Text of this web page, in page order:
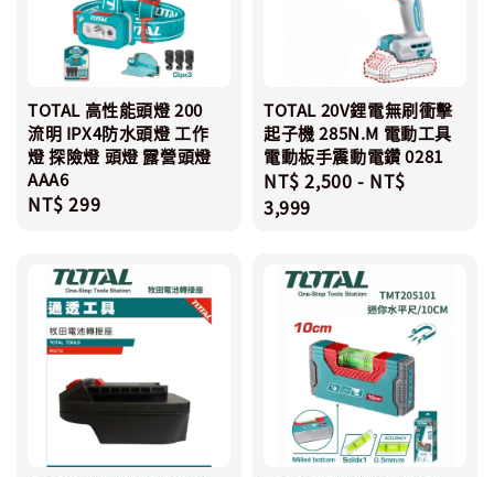
TOTAL 高性能頭燈 200
流明 IPX4防水頭燈 工作
燈 探險燈 頭燈 露營頭燈
AAA6
Regular
NT$ 299
TOTAL 20V鋰電無刷衝擊
起子機 285N.M 電動工具
電動板手震動電鑽 0281
Regular
price
NT$ 2,500 - NT$
3,999